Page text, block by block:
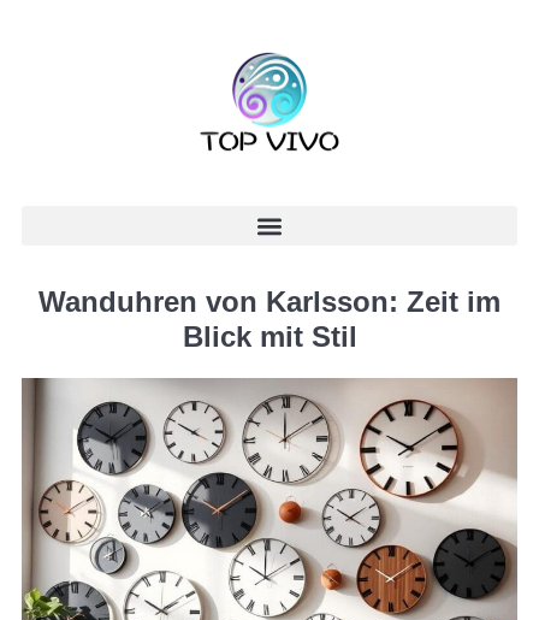
Wanduhren von Karlsson: Zeit im
Blick mit Stil